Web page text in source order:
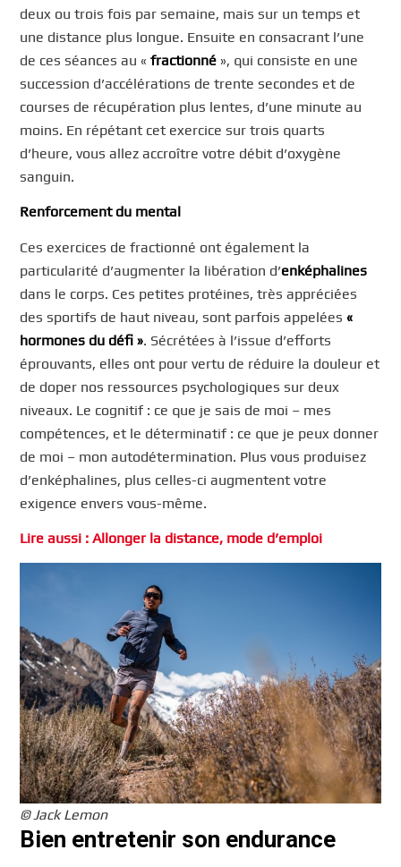
deux ou trois fois par semaine, mais sur un temps et
une distance plus longue. Ensuite en consacrant l’une
de ces séances au «fractionné », qui consiste en une
succession d’accélérations de trente secondes et de
courses de récupération plus lentes, d’une minute au
moins. En répétant cet exercice sur trois quarts
d’heure, vous allez accroître votre débit d’oxygène
sanguin.
Renforcement du mental
Ces exercices de fractionné ont également la
particularité d’augmenter la libération d’enképhalines
dans le corps. Ces petites protéines, très appréciées
des sportifs de haut niveau, sont parfois appelées«
hormones du défi ». Sécrétées à l’issue d’efforts
éprouvants, elles ont pour vertu de réduire la douleur et
de doper nos ressources psychologiques sur deux
niveaux. Le cognitif : ce que je sais de moi – mes
compétences, et le déterminatif : ce que je peux donner
de moi – mon autodétermination. Plus vous produisez
d’enképhalines, plus celles-ci augmentent votre
exigence envers vous-même.
Lire aussi : Allonger la distance, mode d’emploi
© Jack Lemon
Bien entretenir son endurance